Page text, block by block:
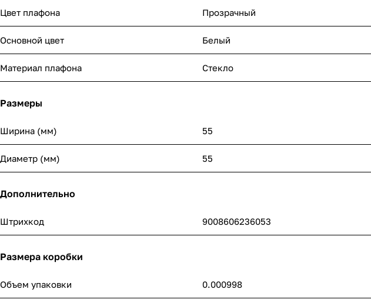
Цвет плафона Прозрачный
Основной цвет Белый
Материал плафона Стекло
Размеры
Ширина (мм) 55
Диаметр (мм) 55
Дополнительно
Штрихкод 9008606236053
Размера коробки
Объем упаковки 0.000998